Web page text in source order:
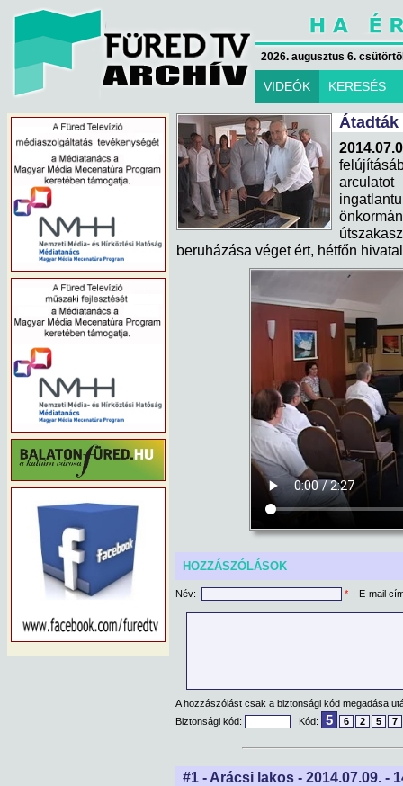
2026. augusztus 6.
VIDEÓK KERESÉS
Átadták
beruházása véget ért, hétfőn
HOZZÁSZÓLÁSOK
Név: * E-mail
A hozzászólást csak a biztonsági kód megadása
Biztonsági kód:
Kód: 5 6 2 5 7
#1 - Arácsi lakos - 2014.07.09. -